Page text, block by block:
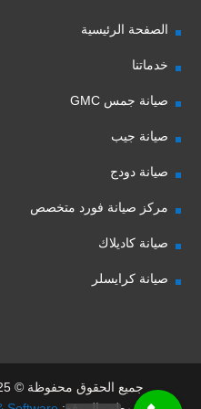
الصفحة الرئيسية
خدماتنا
صيانة جمس GMC
صيانة جيب
صيانة دودج
مركز صيانة فورد متخصص
صيانة كاديلاك
صيانة كرايسلر
جميع الحقوق محفوظة © 2025 لـ مراكز الطرق السريعة